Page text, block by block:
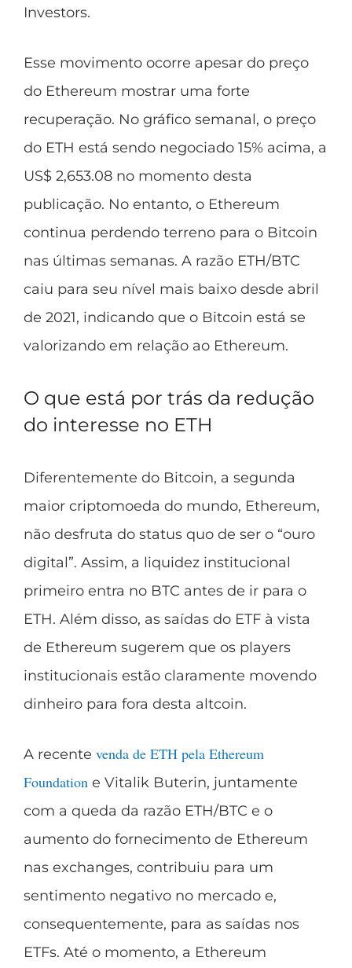
Investors.
Esse movimento ocorre apesar do preço
do Ethereum mostrar uma forte
recuperação. No gráfico semanal, o preço
do ETH está sendo negociado 15% acima, a
US$ 2,653.08 no momento desta
publicação. No entanto, o Ethereum
continua perdendo terreno para o Bitcoin
nas últimas semanas. A razão ETH/BTC
caiu para seu nível mais baixo desde abril
de 2021, indicando que o Bitcoin está se
valorizando em relação ao Ethereum.
O que está por trás da redução
do interesse no ETH
Diferentemente do Bitcoin, a segunda
maior criptomoeda do mundo, Ethereum,
não desfruta do status quo de ser o “ouro
digital”. Assim, a liquidez institucional
primeiro entra no BTC antes de ir para o
ETH. Além disso, as saídas do ETF à vista
de Ethereum sugerem que os players
institucionais estão claramente movendo
dinheiro para fora desta altcoin.
A recente venda de ETH pela Ethereum
Foundation e Vitalik Buterin, juntamente
com a queda da razão ETH/BTC e o
aumento do fornecimento de Ethereum
nas exchanges, contribuiu para um
sentimento negativo no mercado e,
consequentemente, para as saídas nos
ETFs. Até o momento, a Ethereum